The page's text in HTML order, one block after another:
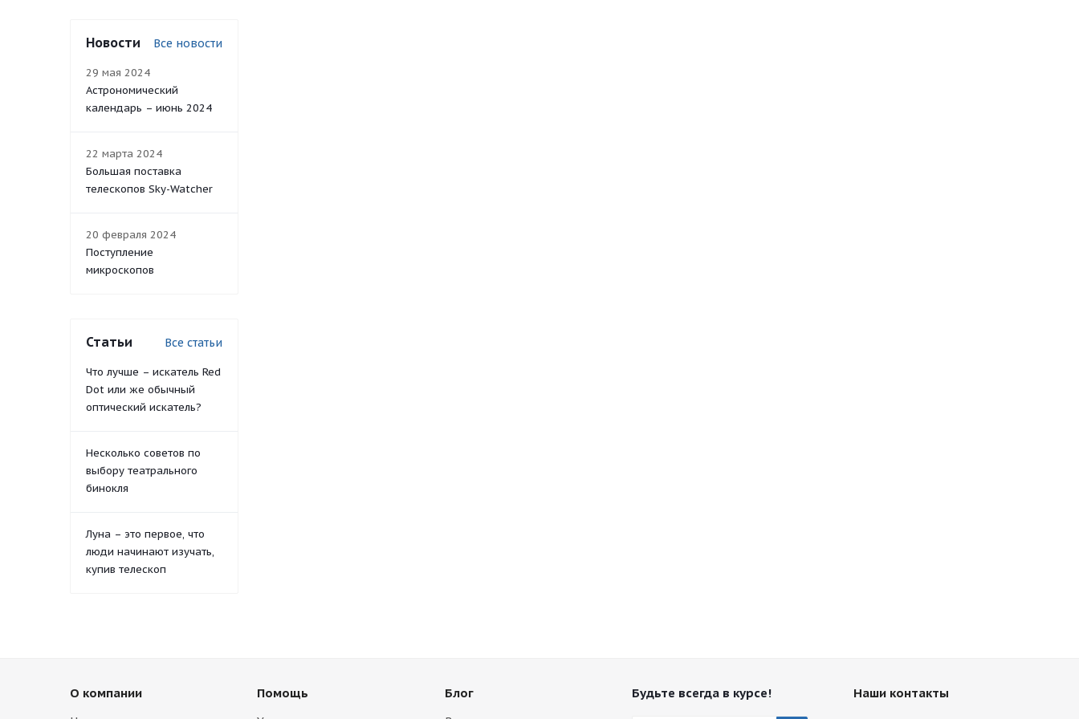
Новости Все новости
29 мая 2024
Астрономический
календарь – июнь 2024
22 марта 2024
Большая поставка
телескопов Sky-Watcher
20 февраля 2024
Поступление
микроскопов
Статьи Все статьи
Что лучше – искатель Red
Dot или же обычный
оптический искатель?
Несколько советов по
выбору театрального
бинокля
Луна – это первое, что
люди начинают изучать,
купив телескоп
О компании Помощь Блог Будьте всегда в курсе! Наши контакты